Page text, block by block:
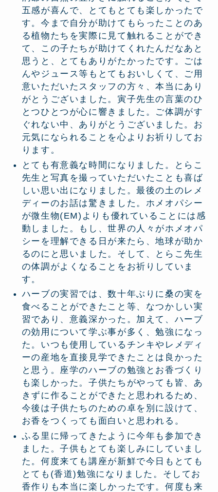
五感が喜んで、とてもとても楽しかったで
す。今まで自分が助けてもらったことのあ
る植物たちを実際に見て触れることができ
て、この子たちが助けてくれたんだなあと
思うと、とてもありがたかったです。ごは
んやジュース等もとてもおいしくて、ご用
意いただいたスタッフの方々、本当にあり
がとうございました。寅子先生の言葉のひ
とつひとつが心に響きました。ご体調がす
ぐれない中、ありがとうございました。お
元気になられることを心よりお祈りしてお
ります。
とても有意義な時間になりました。とらこ
先生と写真を撮っていただいたことも喜ば
しい思い出になりました。最後の土のレメ
ディーのお話は驚きました。ホメオパシー
が微生物(EM)よりも優れていることには感
動しました。もし、世界の人々がホメオパ
シーを理解できる日が来たら、地球が助か
るのにと思いました。そして、とらこ先生
の体調がよくなることをお祈りしていま
す。
ハーブの実習では、数十年ぶりに桑の実を
食べることができたこと等、なつかしい実
習であり、意義深かった。加えて、ハーブ
の効用について学ぶ事が多く、勉強になっ
た。いつも使用しているチンキやレメディ
ーの産地を直接見学できたことは良かった
と思う。座学のハーブの勉強とお香づくり
も楽しかった。子供たちがやっても皆、あ
きずに作ることができたと思われるため、
今後は子供たちのための卓を別に設けて、
お香をつくっても面白いと思われる。
ふる里に帰ってきたように今年も参加でき
ました。子供もとても楽しみにしていまし
た。何度来ても講座が新鮮で今日もとても
とても(香道)勉強になりました。そしてお
香作りも本当に楽しかったです。何度も来